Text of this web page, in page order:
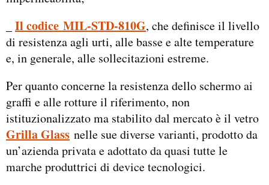
Il codice MIL-STD-810G, che definisce il livello
di resistenza agli urti, alle basse e alte temperature
e, in generale, alle sollecitazioni estreme.
Per quanto concerne la resistenza dello schermo ai
graffi e alle rotture il riferimento, non
istituzionalizzato ma stabilito dal mercato è il vetro
Grilla Glass nelle sue diverse varianti, prodotto da
un’azienda privata e adottato da quasi tutte le
marche produttrici di device tecnologici.